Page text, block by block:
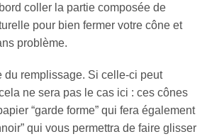
coller la partie composée de
pour bien fermer votre cône et
problème.
du remplissage. Si celle-ci peut
ne sera pas le cas ici : ces cônes
“garde forme” qui fera également
qui vous permettra de faire glisser